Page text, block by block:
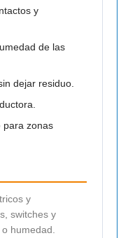
y
de las
dejar residuo.
para zonas
y
switches y
humedad.